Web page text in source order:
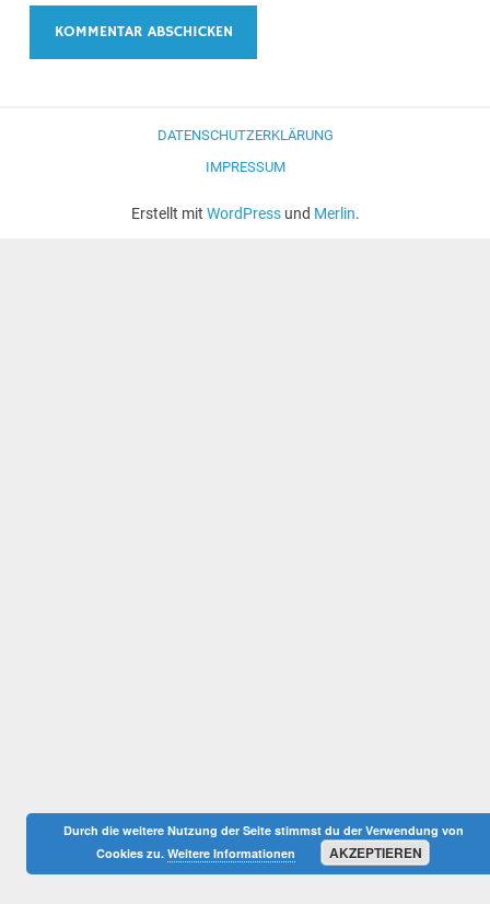
DATENSCHUTZERKLÄRUNG
IMPRESSUM
Erstellt mit WordPressund Merlin.
Durch die weitere Nutzung der Seite stimmst du der Verwendung von
Cookies zu.Weitere Informationen AKZEPTIEREN